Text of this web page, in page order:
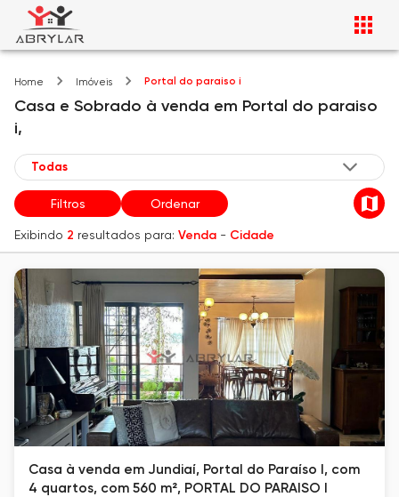
Home Imóveis Portal do paraiso i
Casa e Sobrado à venda em Portal do paraiso
i,
Filtros Ordenar
Exibindo 2 resultados para: Venda - Cidade
Casa à venda em Jundiaí, Portal do Paraíso I, com
4 quartos, com 560 m², PORTAL DO PARAISO I